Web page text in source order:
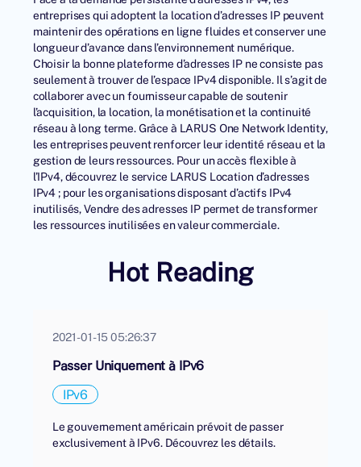
entreprises qui adoptent la location d’adresses IP peuvent
maintenir des opérations en ligne fluides et conserver une
longueur d’avance dans l’environnement numérique.
Choisir la bonne plateforme d’adresses IP ne consiste pas
seulement à trouver de l’espace IPv4 disponible. Il s’agit de
collaborer avec un fournisseur capable de soutenir
l’acquisition, la location, la monétisation et la continuité
réseau à long terme. Grâce à LARUS One Network Identity,
les entreprises peuvent renforcer leur identité réseau et la
gestion de leurs ressources. Pour un accès flexible à
l’IPv4, découvrez le service LARUS Location d’adresses
IPv4 ; pour les organisations disposant d’actifs IPv4
inutilisés,Vendre des adresses IPpermet de transformer
les ressources inutilisées en valeur commerciale.
Hot Reading
2021-01-15 05:26:37
Passer Uniquement à IPv6
IPv6
Le gouvernement américain prévoit de passer
exclusivement à IPv6. Découvrez les détails.